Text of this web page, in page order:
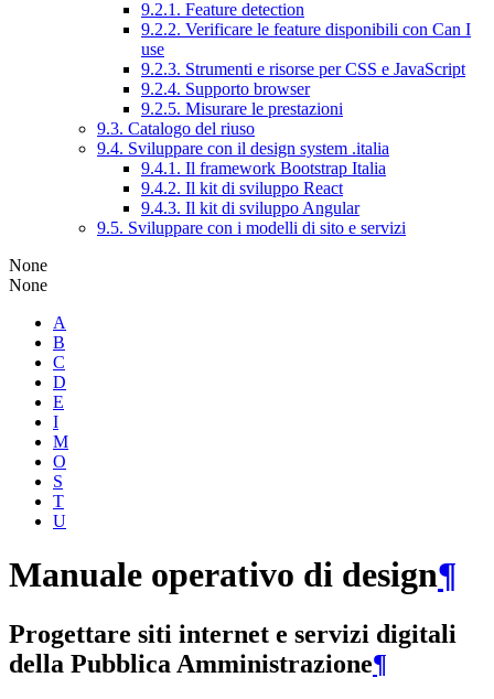
9.2.1. Feature detection
9.2.2. Verificare le feature disponibili con Can I
use
9.2.3. Strumenti e risorse per CSS e JavaScript
9.2.4. Supporto browser
9.2.5. Misurare le prestazioni
9.3. Catalogo del riuso
9.4. Sviluppare con il design system .italia
9.4.1. Il framework Bootstrap Italia
9.4.2. Il kit di sviluppo React
9.4.3. Il kit di sviluppo Angular
9.5. Sviluppare con i modelli di sito e servizi
None
None
A
B
C
D
E
I
M
O
S
T
U
Manuale operativo di design¶
Progettare siti internet e servizi digitali
della Pubblica Amministrazione¶